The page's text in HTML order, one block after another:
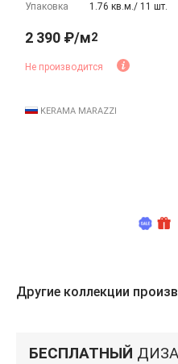
Упаковка
1.76 кв.м./ 11 шт.
2 390 ₽/м2
Не производится
KERAMA MARAZZI
Другие коллекции
БЕСПЛАТНЫЙ